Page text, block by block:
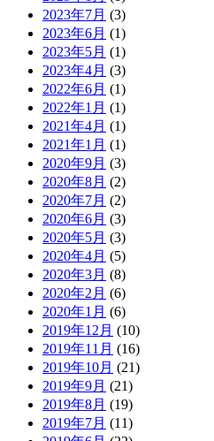
2023年7月 (3)
2023年6月 (1)
2023年5月 (1)
2023年4月 (3)
2022年6月 (1)
2022年1月 (1)
2021年4月 (1)
2021年1月 (1)
2020年9月 (3)
2020年8月 (2)
2020年7月 (2)
2020年6月 (3)
2020年5月 (3)
2020年4月 (5)
2020年3月 (8)
2020年2月 (6)
2020年1月 (6)
2019年12月 (10)
2019年11月 (16)
2019年10月 (21)
2019年9月 (21)
2019年8月 (19)
2019年7月 (11)